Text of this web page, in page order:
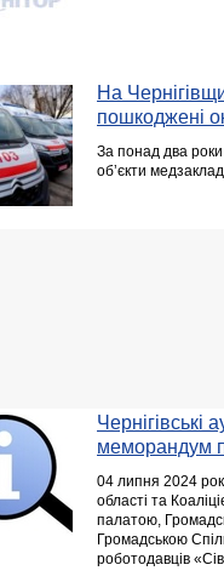
На
пошкоджені
За понад два роки
обʼєкти
Чернігівські
меморандум
04 липня 2024
області та
палатою,
Громадською
роботодавців